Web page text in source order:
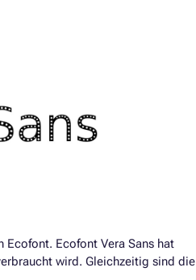
Ecofont Vera Sans hat
wird. Gleichzeitig sind die